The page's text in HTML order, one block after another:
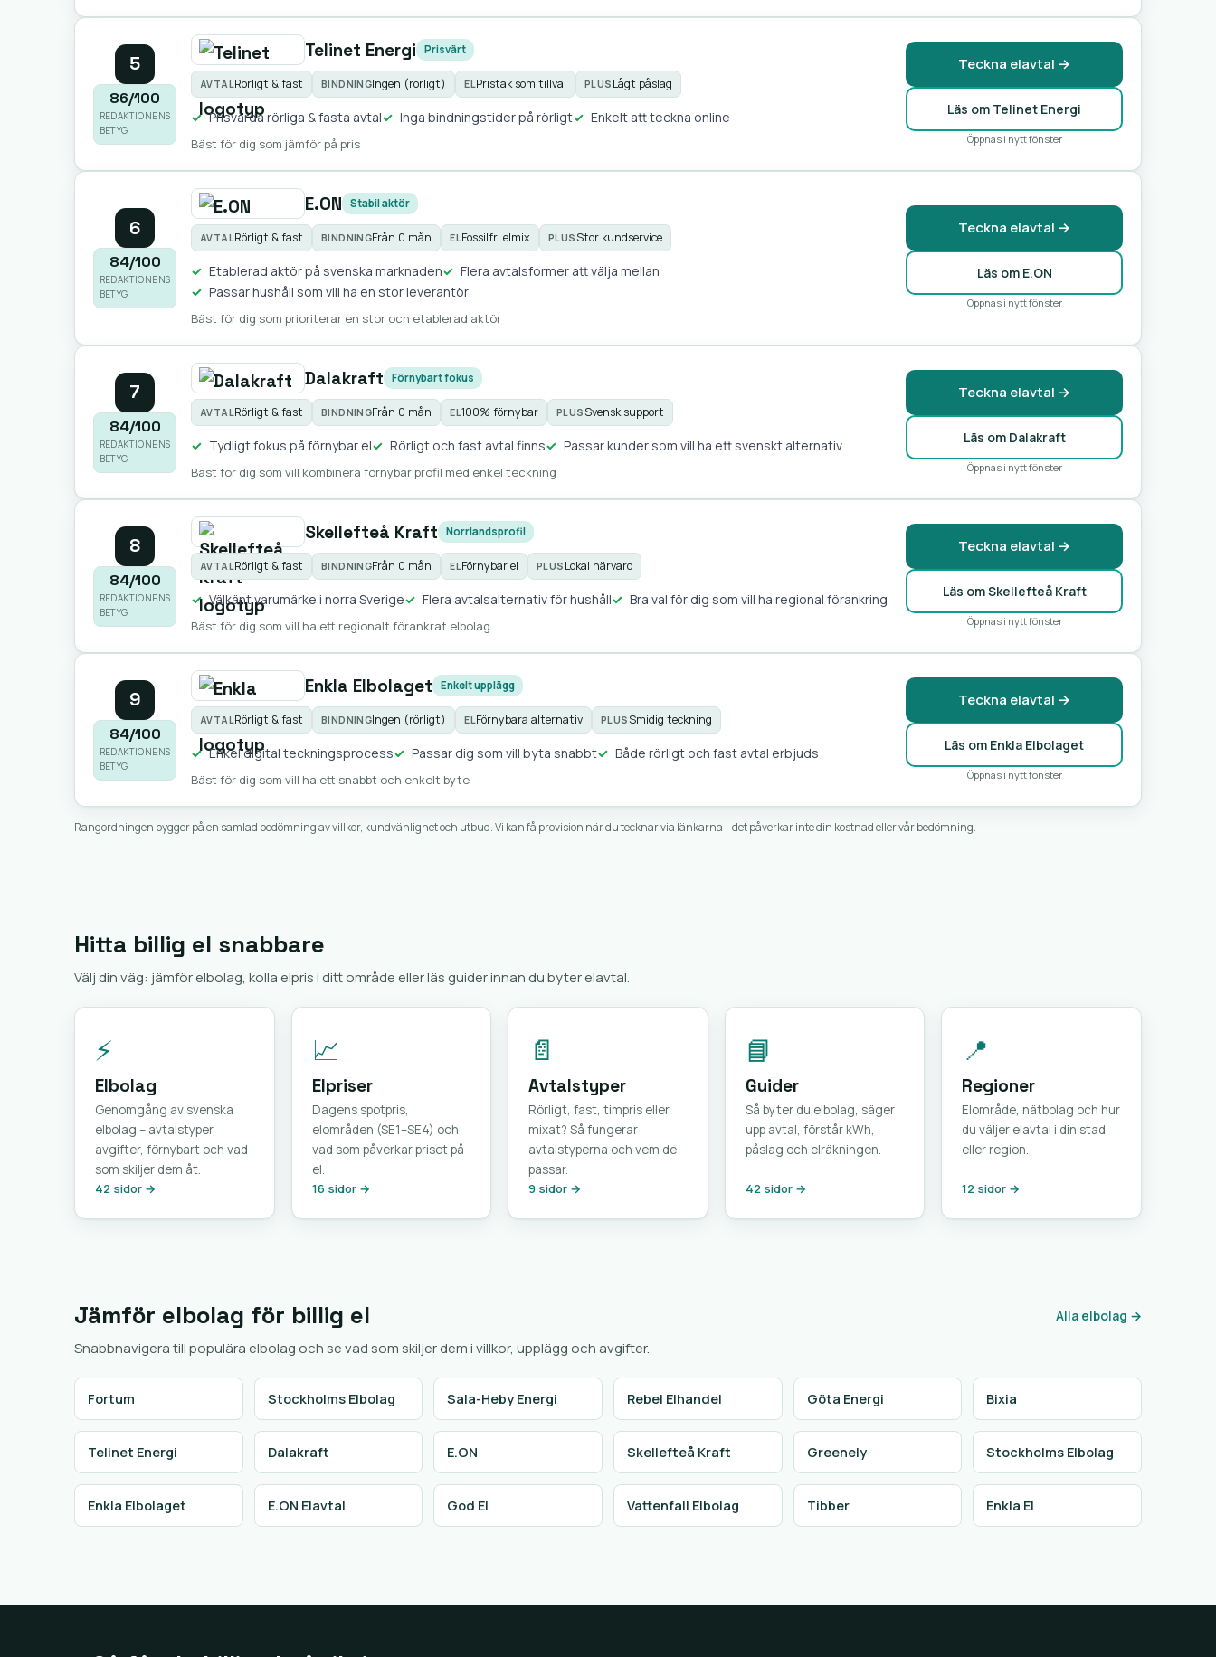
5
86/100
REDAKTIONENS
BETYG
Telinet Energi Prisvärt
AVTALRörligt & fast BINDNINGIngen (rörligt) ELPristak som tillval PLUS Lågt påslag
Prisvärda rörliga & fasta avtal Inga bindningstider på rörligt Enkelt att teckna online
Bäst för dig som jämför på pris
Teckna elavtal →
Läs om Telinet Energi
Öppnas i nytt fönster
6
84/100
REDAKTIONENS
BETYG
E.ON Stabil aktör
AVTALRörligt & fast BINDNINGFrån 0 mån ELFossilfri elmix PLUSStor kundservice
Etablerad aktör på svenska marknaden
Flera avtalsformer att välja mellan
Passar hushåll som vill ha en stor leverantör
Bäst för dig som prioriterar en stor och etablerad aktör
Teckna elavtal →
Läs om E.ON
Öppnas i nytt fönster
7
84/100
REDAKTIONENS
BETYG
Dalakraft Förnybart fokus
AVTALRörligt & fast BINDNINGFrån 0 mån EL100% förnybar PLUSSvensk support
Tydligt fokus på förnybar el Rörligt och fast avtal finns Passar kunder som vill ha ett svenskt alternativ
Bäst för dig som vill kombinera förnybar profil med enkel teckning
Teckna elavtal →
Läs om Dalakraft
Öppnas i nytt fönster
8
84/100
REDAKTIONENS
BETYG
Skellefteå Kraft Norrlandsprofil
AVTALRörligt & fast BINDNINGFrån 0 mån ELFörnybar el PLUS Lokal närvaro
Välkänt varumärke i norra Sverige Flera avtalsalternativ för hushåll Bra val för dig som vill ha regional förankring
Bäst för dig som vill ha ett regionalt förankrat elbolag
Teckna elavtal →
Läs om Skellefteå Kraft
Öppnas i nytt fönster
9
84/100
REDAKTIONENS
BETYG
Enkla Elbolaget Enkelt upplägg
AVTALRörligt & fast BINDNINGIngen (rörligt) ELFörnybara alternativ PLUSSmidig teckning
Enkel digital teckningsprocess Passar dig som vill byta snabbt Både rörligt och fast avtal erbjuds
Bäst för dig som vill ha ett snabbt och enkelt byte
Teckna elavtal →
Läs om Enkla Elbolaget
Öppnas i nytt fönster
Rangordningen bygger på en samlad bedömning av villkor, kundvänlighet och utbud. Vi kan få provision när du tecknar via länkarna – det påverkar inte din kostnad eller vår bedömning.
Hitta billig el snabbare
Välj din väg: jämför elbolag, kolla elpris i ditt område eller läs guider innan du byter elavtal.
⚡
Elbolag
Genomgång av svenska
elbolag – avtalstyper,
avgifter, förnybart och vad
som skiljer dem åt.
42 sidor →
📈
Elpriser
Dagens spotpris,
elområden (SE1–SE4) och
vad som påverkar priset på
el.
16 sidor →
📄
Avtalstyper
Rörligt, fast, timpris eller
mixat? Så fungerar
avtalstyperna och vem de
passar.
9 sidor →
📘
Guider
Så byter du elbolag, säger
upp avtal, förstår kWh,
påslag och elräkningen.
42 sidor →
📍
Regioner
Elområde, nätbolag och hur
du väljer elavtal i din stad
eller region.
12 sidor →
Jämför elbolag för billig el Alla elbolag →
Snabbnavigera till populära elbolag och se vad som skiljer dem i villkor, upplägg och avgifter.
Fortum Stockholms Elbolag Sala-Heby Energi Rebel Elhandel Göta Energi Bixia
Telinet Energi Dalakraft E.ON Skellefteå Kraft Greenely Stockholms Elbolag
Enkla Elbolaget E.ON Elavtal God El Vattenfall Elbolag Tibber Enkla El